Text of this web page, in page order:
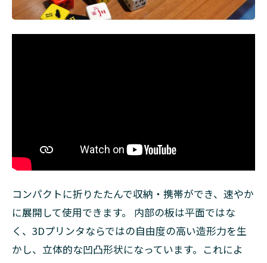
コンパクトに折りたたんで収納・携帯ができ、速やか
に展開して使用できます。 内部の板は平面ではな
く、3Dプリンタならではの自由度の高い造形力を生
かし、立体的な凹凸形状になっています。これによ